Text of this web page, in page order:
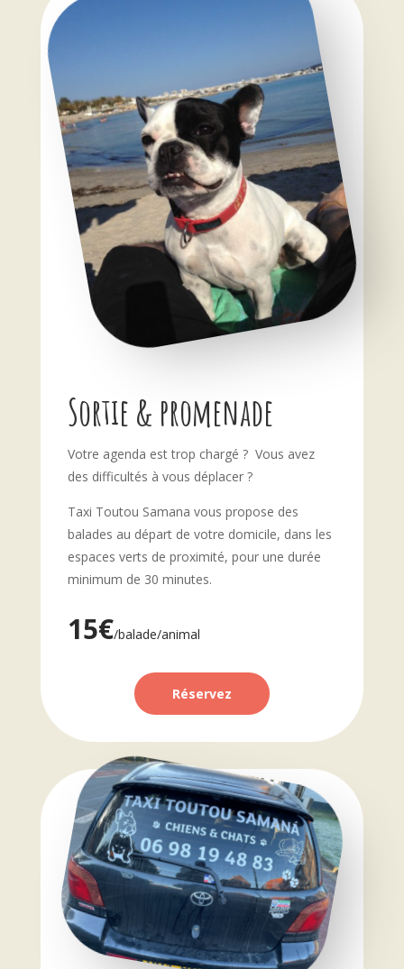
Sortie & promenade
Votre agenda est trop chargé ? Vous avez
des difficultés à vous déplacer ?
Taxi Toutou Samana vous propose des
balades au départ de votre domicile, dans les
espaces verts de proximité, pour une durée
minimum de 30 minutes.
15€/balade/animal
Réservez